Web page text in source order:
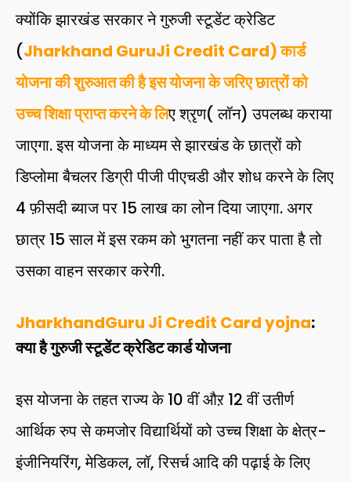
क्योंकि झारखंड सरकार ने गुरुजी स्टूडेंट क्रेडिट
(Jharkhand GuruJi Credit Card) कार्ड
योजना की शुरुआत की है इस योजना के जरिए छात्रों को
उच्च शिक्षा प्राप्त करने के लिए श्रृण( लॉन) उपलब्ध कराया
जाएगा. इस योजना के माध्यम से झारखंड के छात्रों को
डिप्लोमा बैचलर डिग्री पीजी पीएचडी और शोध करने के लिए
4 फ़ीसदी ब्याज पर 15 लाख का लोन दिया जाएगा. अगर
छात्र 15 साल में इस रकम को भुगतना नहीं कर पाता है तो
उसका वाहन सरकार करेगी.
JharkhandGuru Ji Credit Card yojna:
क्या है गुरुजी स्टूडेंट क्रेडिट कार्ड योजना
इस योजना के तहत राज्य के 10 वीं औऱ 12 वीं उतीर्ण
आर्थिक रुप से कमजोर विद्यार्थियों को उच्च शिक्षा के क्षेत्र-
इंजीनियरिंग, मेडिकल, लॉ, रिसर्च आदि की पढ़ाई के लिए